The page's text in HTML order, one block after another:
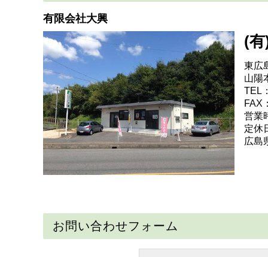
有限会社大興
(
東広
山陽
TEL
FAX
営業
定休
広島
お問い合わせフォーム